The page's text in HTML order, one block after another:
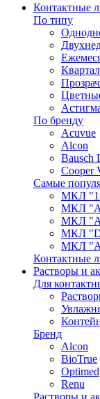
Контактные
По типу
По бренду
Acuvue
Alcon
Bausch
Cooper
Самые
МКЛ "1-
МКЛ
МКЛ
МКЛ
МКЛ
Контактные
Растворы и
Для
Бренд
Alcon
BioTrue
Optimed
Renu
Растворы и